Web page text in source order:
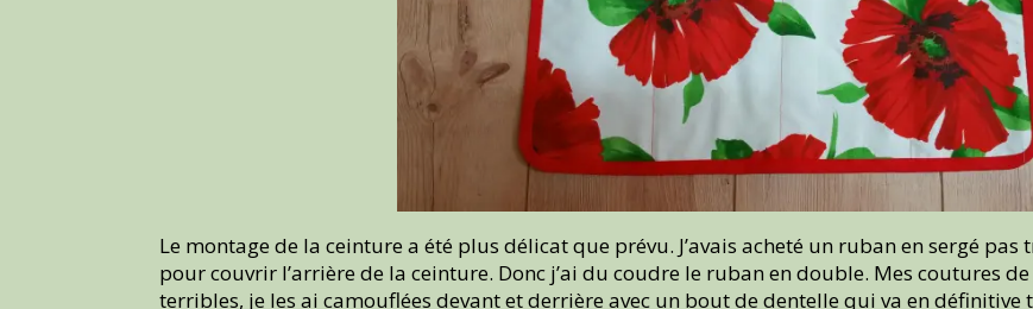
Le montage de la ceinture a été plus délicat que prévu. J’avais acheté un ruban en sergé pas
pour couvrir l’arrière de la ceinture. Donc j’ai du coudre le ruban en double. Mes coutures
terribles, je les ai camouflées devant et derrière avec un bout de dentelle qui va en définitive